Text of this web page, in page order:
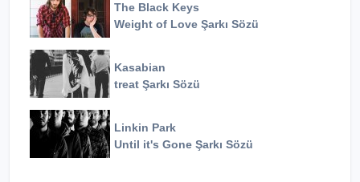
The Black Keys
Weight of Love Şarkı Sözü
Kasabian
treat Şarkı Sözü
Linkin Park
Until it's Gone Şarkı Sözü